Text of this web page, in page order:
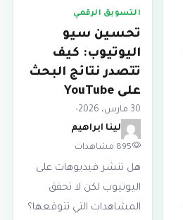
التسويق الرقمي
تحسين سيو
اليوتيوب: كيف
تتصدر نتائج البحث
على YouTube
30 مارس، 2026
•
لينا ابراهيم
895 مشاهدات
هل تنشر فيديوهات على
اليوتيوب لكن لا تحقق
المشاهدات التي تتوقعها؟